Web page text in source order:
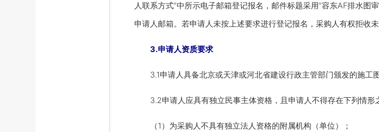
人联系方式”中所示电子邮箱登记报名，邮件标题采用“容东AF排水
申请人邮箱。若申请人未按上述要求进行登记报名，采购人有权拒收
3.申请人资质要求
3.1申请人具备北京或天津或河北省建设行政主管部门颁发的施工
3.2申请人应具有独立民事主体资格，且申请人不得存在下列情形
（1）为采购人不具有独立法人资格的附属机构（单位）；